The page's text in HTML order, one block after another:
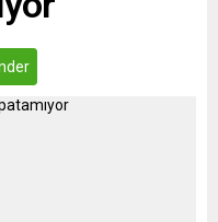
neden olan